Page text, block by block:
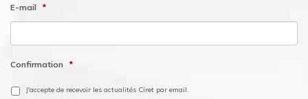
E-mail *
Confirmation *
J'accepte de recevoir les actualités Ciret par email.